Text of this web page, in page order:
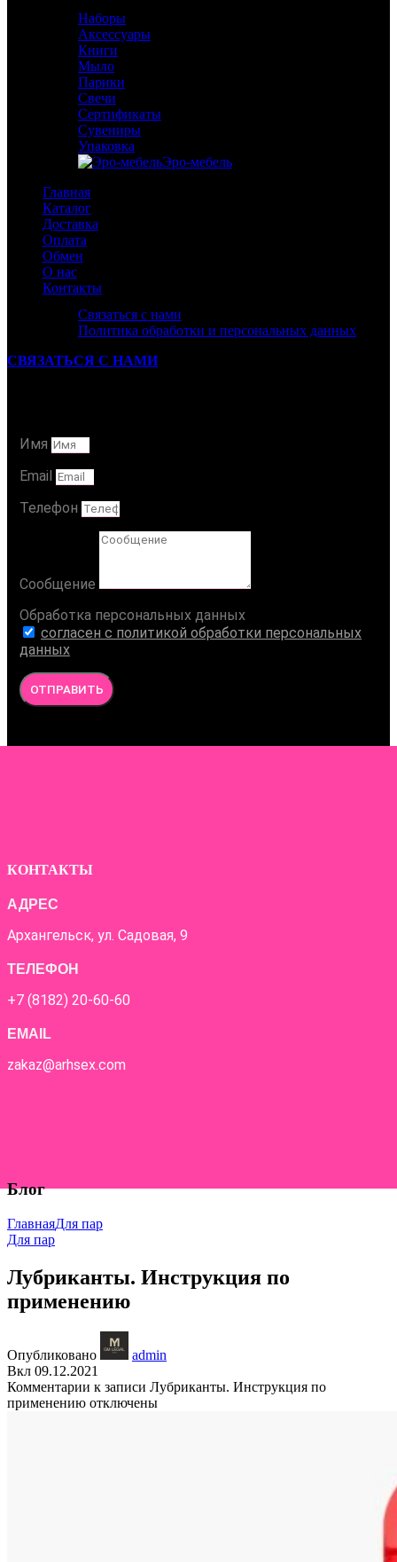
Наборы
Аксессуары
Книги
Мыло
Парики
Свечи
Сертификаты
Сувениры
Упаковка
Эро-мебель
Главная
Каталог
Доставка
Оплата
Обмен
О нас
Контакты
Связаться с нами
Политика обработки и персональных данных
СВЯЗАТЬСЯ С НАМИ
Имя
Email
Телефон
Сообщение
Обработка персональных данных
согласен с политикой обработки персональных
данных
ОТПРАВИТЬ
КОНТАКТЫ
АДРЕС
Архангельск, ул. Садовая, 9
ТЕЛЕФОН
+7 (8182) 20-60-60
EMAIL
zakaz@arhsex.com
Блог
ГлавнаяДля пар
Для пар
Лубриканты. Инструкция по
применению
Опубликовано
admin
Вкл 09.12.2021
Комментарии к записи Лубриканты. Инструкция по
применению отключены